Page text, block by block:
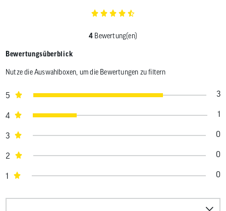
4 Bewertung(en)
Bewertungsüberblick
Nutze die Auswahlboxen, um die Bewertungen zu filtern
5 3
4 1
3 0
2 0
1 0